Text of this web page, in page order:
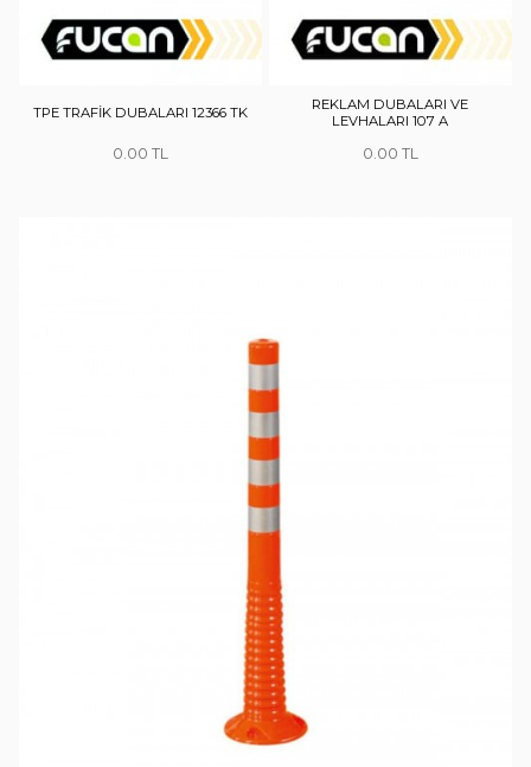
TPE TRAFİK DUBALARI 12366 TK
0.00
REKLAM DUBALARI VE
LEVHALARI 107 A
0.00